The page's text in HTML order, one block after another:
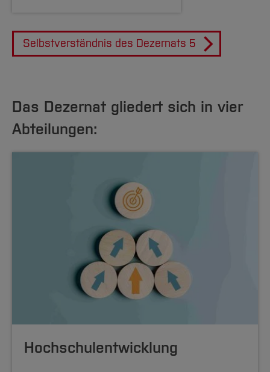
Selbstverständnis des Dezernats 5
Das Dezernat gliedert sich in vier
Abteilungen:
Hochschulent­wicklung